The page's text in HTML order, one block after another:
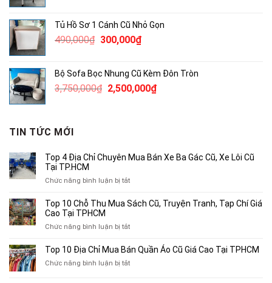
2,300,000₫.là:
Tủ Hồ Sơ 1 Cánh Cũ Nhỏ Gọn
490,000₫ Giá
490,000₫.
300,000₫Giá
là:
300,000₫.
Bộ Sofa Bọc Nhung Cũ Kèm Đôn Tròn
3,750,000₫ Giá
2,500,000₫Giá
TIN TỨC MỚI
Top 4 Địa Chỉ Chuyên Mua Bán Xe Ba Gác Cũ, Xe Lôi Cũ
Tại TP.HCM
Chức năng bình luận bị tắtở
4
Chuyên
Bán
Xe
Top 10 Chỗ Thu Mua Sách Cũ, Truyện Tranh, Tạp Chí Giá
Cao Tại TPHCM
Chức năng bình luận bị tắtở
10
Thu
Top 10 Địa Chỉ Mua Bán Quần Áo Cũ Giá Cao Tại TPHCM
Chức năng bình luận bị tắtở